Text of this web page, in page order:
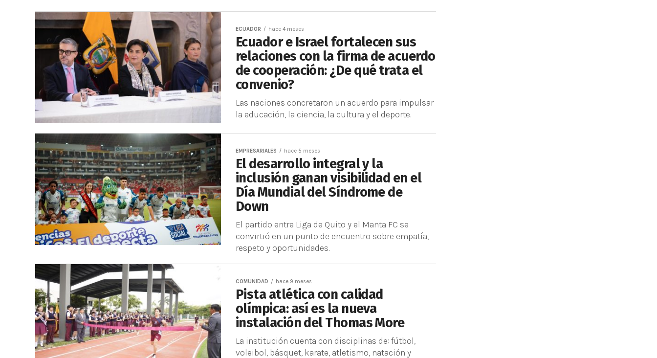
ECUADOR hace 4 meses
Ecuador e Israel fortalecen sus
relaciones con la firma de acuerdo
de cooperación: ¿De qué trata el
convenio?
Las naciones concretaron un acuerdo para impulsar
la educación, la ciencia, la cultura y el deporte.
EMPRESARIALES hace 5 meses
El desarrollo integral y la
inclusión ganan visibilidad en el
Día Mundial del Síndrome de
Down
El partido entre Liga de Quito y el Manta FC se
convirtió en un punto de encuentro sobre empatía,
respeto y oportunidades.
COMUNIDAD hace 9 meses
Pista atlética con calidad
olímpica: así es la nueva
instalación del Thomas More
La institución cuenta con disciplinas de: fútbol,
voleibol, básquet, karate, atletismo, natación y